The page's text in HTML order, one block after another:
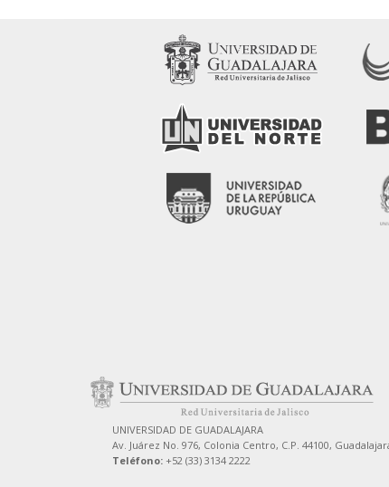
UNIVERSIDAD DE GUADALAJARA
Av. Juárez No. 976, Colonia Centro, C.P. 44100,
Teléfono: +52 (33) 3134 2222